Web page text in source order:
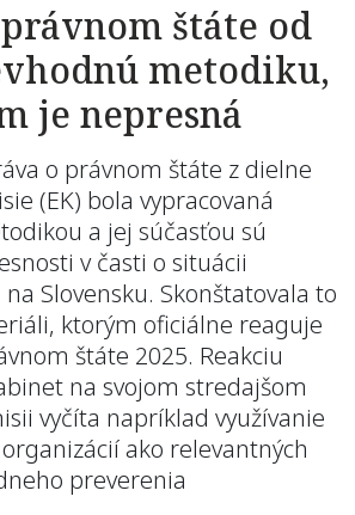
štáte od
metodiku,
je nepresná
o právnom štáte z dielne
(EK) bola vypracovaná
a jej súčasťou sú
v časti o situácii
Slovensku. Skonštatovala to
ktorým oficiálne reaguje
štáte 2025. Reakciu
na svojom stredajšom
vyčíta napríklad využívanie
ako relevantných
preverenia